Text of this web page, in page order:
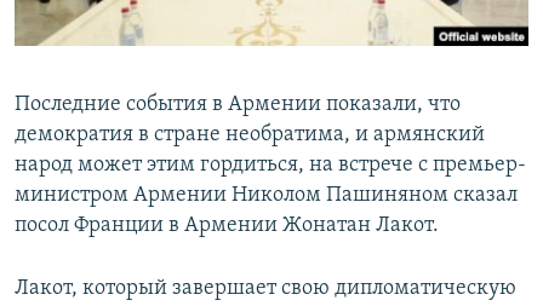
English
Все сайты Радио Азатутюн
Последние события в Армении показали, что
демократия в стране необратима, и армянский
народ может этим гордиться, на встрече с премьер-
министром Армении Николом Пашиняном сказал
посол Франции в Армении Жонатан Лакот.
Лакот, который завершает свою дипломатическую